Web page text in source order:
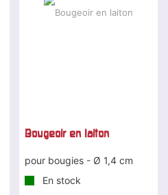
Bougeoir en laiton
pour bougies - Ø 1,4 cm
En stock